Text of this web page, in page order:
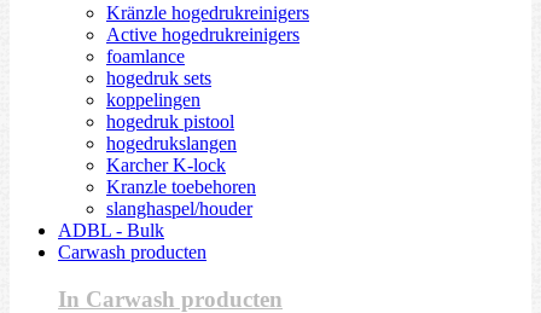
Kränzle hogedrukreinigers
Active hogedrukreinigers
foamlance
hogedruk sets
koppelingen
hogedruk pistool
hogedrukslangen
Karcher K-lock
Kranzle toebehoren
slanghaspel/houder
ADBL - Bulk
Carwash producten
In Carwash producten